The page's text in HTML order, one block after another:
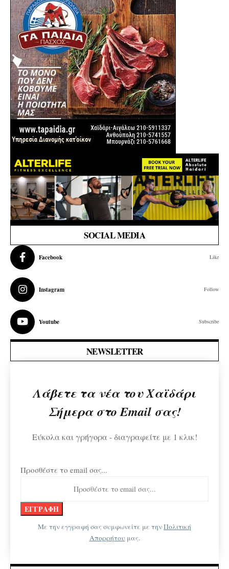
SOCIAL MEDIA
Facebook Like
Instagram Follow
Youtube Subscribe
NEWSLETTER
Λάβετε τα νέα του Χαϊδάρι
Σήμερα στο Email σας!
Εύκολα και γρήγορα - διαγραφείτε με 1 κλικ!
Προσθέστε το email σας...
Με την εγγραφή σας συμφωνείτε με τηνΠολιτική
Απορρήτου μας.